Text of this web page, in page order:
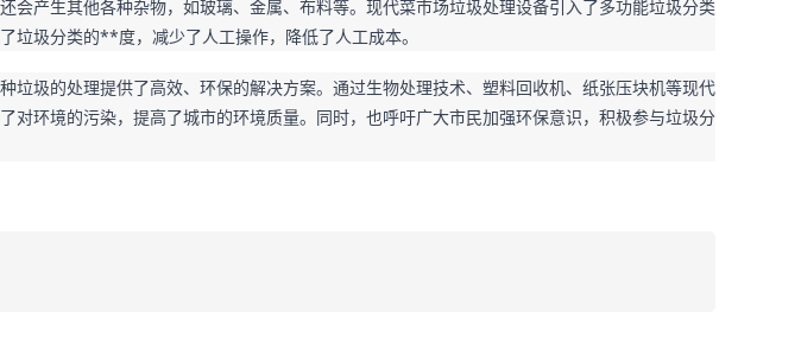
会产生其他各种杂物，如玻璃、金属、布料等。现代菜市场垃圾处理设备引入了多功能垃圾分类
垃圾分类的**度，减少了人工操作，降低了人工成本。
垃圾的处理提供了高效、环保的解决方案。通过生物处理技术、塑料回收机、纸张压块机等现代
对环境的污染，提高了城市的环境质量。同时，也呼吁广大市民加强环保意识，积极参与垃圾分